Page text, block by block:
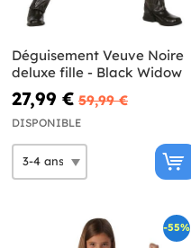
Déguisement Veuve Noire
deluxe fille - Black Widow
27,99 € 59,99 €
DISPONIBLE
-55%